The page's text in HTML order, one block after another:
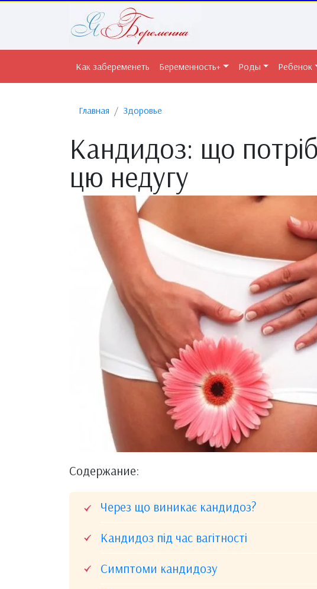
Как забеременеть Беременность+ Роды Ребенок
Главная Здоровье
Кандидоз: що
цю недугу
Содержание:
Через що виникає кандидоз?
Кандидоз під час вагітності
Симптоми кандидозу